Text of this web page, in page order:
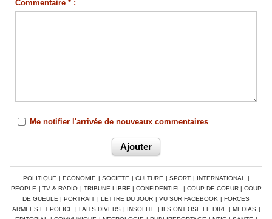
Commentaire * :
Me notifier l'arrivée de nouveaux commentaires
POLITIQUE | ECONOMIE | SOCIETE | CULTURE | SPORT | INTERNATIONAL |
PEOPLE | TV & RADIO | TRIBUNE LIBRE | CONFIDENTIEL | COUP DE COEUR | COUP
DE GUEULE | PORTRAIT | LETTRE DU JOUR | VU SUR FACEBOOK | FORCES
ARMEES ET POLICE | FAITS DIVERS | INSOLITE | ILS ONT OSE LE DIRE | MEDIAS |